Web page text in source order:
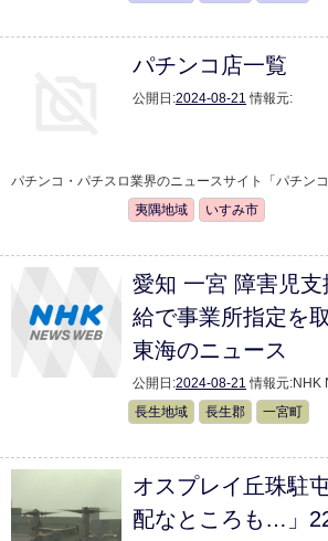
パチンコ店一覧
公開日:2024-08-21 情報元:
パチンコ・パチスロ業界のニュースサイト「パチン
夷隅地域
いすみ市
愛知 一宮 障害児
給で事業所指定を
東海のニュース
公開日:2024-08-21 情報元:NHK
長生地域
長生郡 一宮町
オスプレイ丘珠駐
配なところも…」